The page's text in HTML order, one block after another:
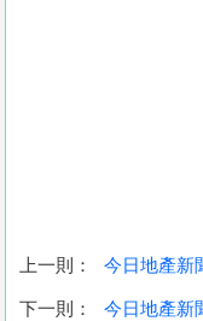
收
上一則： 今日地產新
下一則： 今日地產新